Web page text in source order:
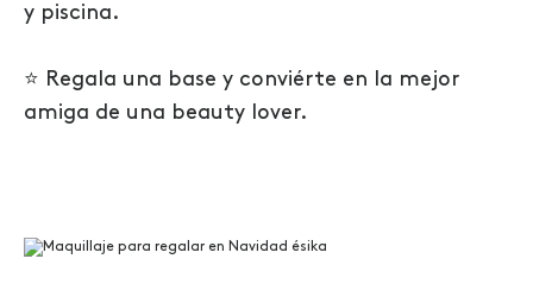
y piscina.
⭐ Regala una base y conviérte en la mejor
amiga de una beauty lover.